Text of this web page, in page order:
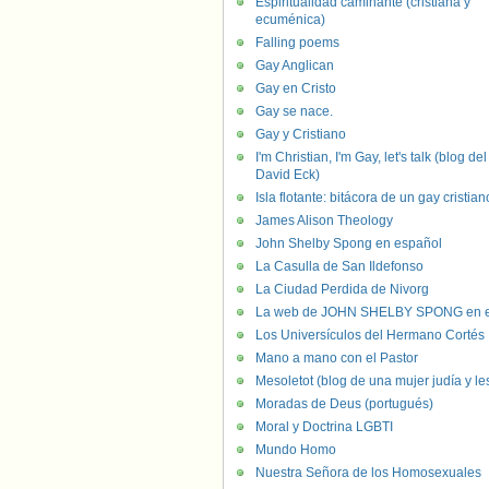
ecuménica)
Falling poems
Gay Anglican
Gay en Cristo
Gay se nace.
Gay y Cristiano
I'm Christian, I'm Gay, let's talk (blog del
David Eck)
Isla flotante: bitácora de un gay
James Alison Theology
John Shelby Spong en español
La Casulla de San Ildefonso
La Ciudad Perdida de Nivorg
La web de JOHN SHELBY SPONG en
Los Universículos del Hermano Cortés
Mano a mano con el Pastor
Mesoletot (blog de una mujer judía y
Moradas de Deus (portugués)
Moral y Doctrina LGBTI
Mundo Homo
Nuestra Señora de los Homosexuales